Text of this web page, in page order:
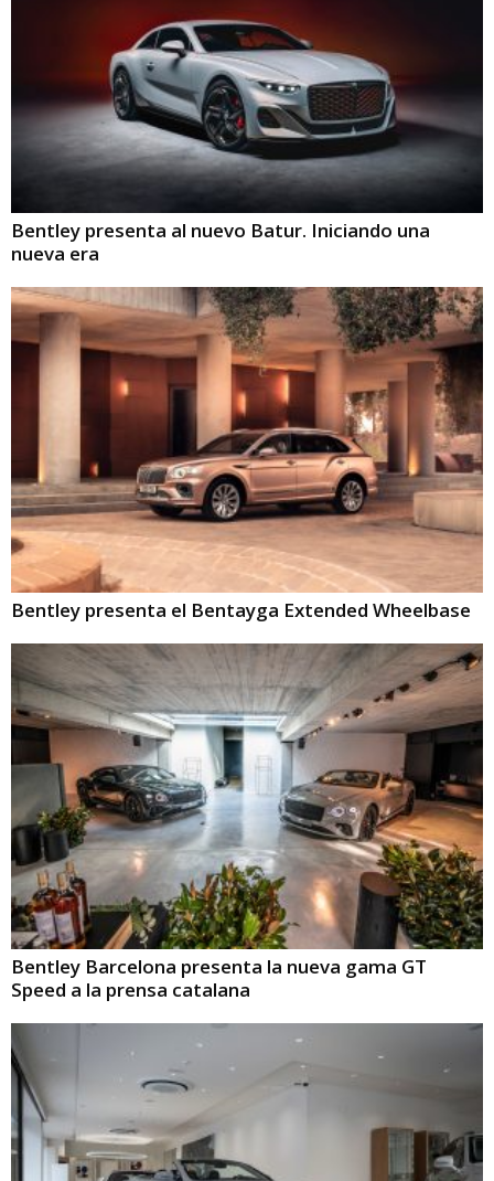
Bentley presenta al nuevo Batur. Iniciando una
nueva era
Bentley presenta el Bentayga Extended Wheelbase
Bentley Barcelona presenta la nueva gama GT
Speed a la prensa catalana